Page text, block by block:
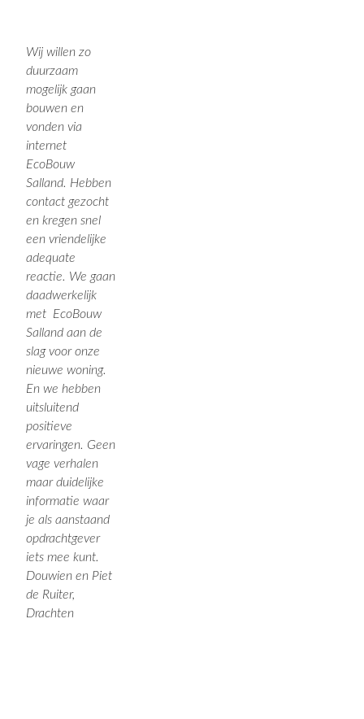
Wij willen zo
duurzaam
mogelijk gaan
bouwen en
vonden via
internet
EcoBouw
Salland. Hebben
contact gezocht
en kregen snel
een vriendelijke
adequate
reactie. We gaan
daadwerkelijk
met EcoBouw
Salland aan de
slag voor onze
nieuwe woning.
En we hebben
uitsluitend
positieve
ervaringen. Geen
vage verhalen
maar duidelijke
informatie waar
je als aanstaand
opdrachtgever
iets mee kunt.
Douwien en Piet
de Ruiter,
Drachten